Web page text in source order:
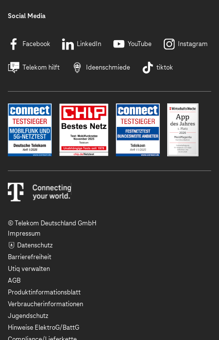
Social Media
Facebook LinkedIn YouTube Instagram
Telekom hilft Ideenschmiede tiktok
© Telekom Deutschland GmbH
Impressum
Datenschutz
Barrierefreiheit
Utiq verwalten
AGB
Produktinformationsblatt
Verbraucherinformationen
Jugendschutz
Hinweise ElektroG/BattG